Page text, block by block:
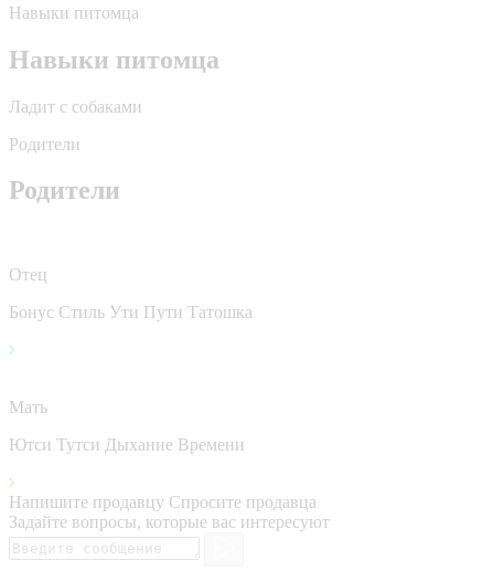
Навыки питомца
Навыки питомца
Ладит с собаками
Родители
Родители
Отец
Бонус Стиль Ути Пути Татошка
Мать
Ютси Тутси Дыхание Времени
Напишите продавцу Спросите продавца
Задайте вопросы, которые вас интересуют